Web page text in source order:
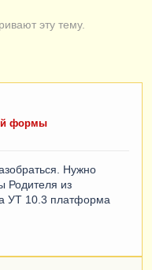
эту тему.
формы
Нужно
Родителя из
УТ 10.3 платформа